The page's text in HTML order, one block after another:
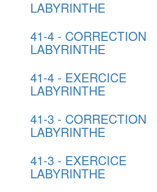
LABYRINTHE
41-4 - CORRECTION
LABYRINTHE
41-4 - EXERCICE
LABYRINTHE
41-3 - CORRECTION
LABYRINTHE
41-3 - EXERCICE
LABYRINTHE